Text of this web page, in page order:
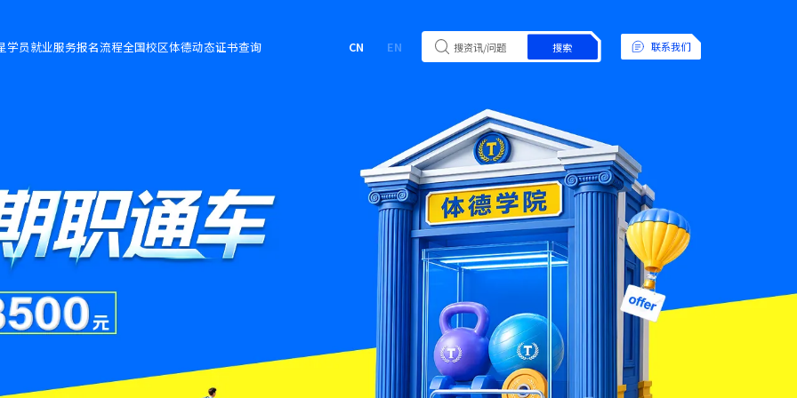
学员就业服务报名流程全国校区体德动态证书查询 CN EN 搜索 联系我们